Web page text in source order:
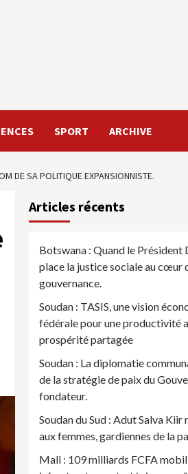
SPORT ARCHIVE
DE SA POLITIQUE EXPANSIONNISTE.
Articles récents
Botswana : Quand le Président
place la justice sociale au cœur
gouvernance.
Soudan : TASIS, une vision
fédérale pour une productivité
prospérité partagée
Soudan : La diplomatie
de la stratégie de paix du
fondateur.
Soudan du Sud : Adut Salva Kiir
aux femmes, gardiennes de la
Mali : 109 milliards FCFA